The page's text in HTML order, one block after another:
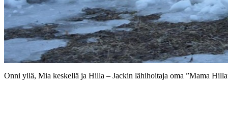
Onni yllä, Mia keskellä ja Hilla – Jackin lähihoitaja oma ”Mama